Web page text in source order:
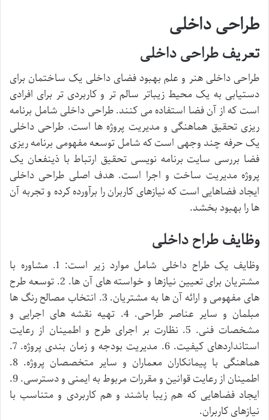
طراحی داخلی
تعریف طراحی داخلی
طراحی داخلی هنر و علم بهبود فضای داخلی یک ساختمان برای
دستیابی به یک محیط زیباتر سالم تر و کاربردی تر برای افرادی
است که از آن فضا استفاده می کنند. طراحی داخلی شامل برنامه
ریزی تحقیق هماهنگی و مدیریت پروژه ها است. طراحی داخلی
یک حرفه چند وجهی است که شامل توسعه مفهومی برنامه ریزی
فضا بررسی سایت برنامه نویسی تحقیق ارتباط با ذینفعان یک
پروژه مدیریت ساخت و اجرا است. هدف اصلی طراحی داخلی
ایجاد فضاهایی است که نیازهای کاربران را برآورده کرده و تجربه آن
ها را بهبود بخشد.
وظایف طراح داخلی
وظایف یک طراح داخلی شامل موارد زیر است: 1. مشاوره با
مشتریان برای تعیین نیازها و خواسته های آن ها. 2. توسعه طرح
های مفهومی و ارائه آن ها به مشتریان. 3. انتخاب مصالح رنگ ها
مبلمان و سایر عناصر طراحی. 4. تهیه نقشه های اجرایی و
مشخصات فنی. 5. نظارت بر اجرای طرح و اطمینان از رعایت
استانداردهای کیفیت. 6. مدیریت بودجه و زمان بندی پروژه. 7.
هماهنگی با پیمانکاران معماران و سایر متخصصان پروژه. 8.
اطمینان از رعایت قوانین و مقررات مربوط به ایمنی و دسترسی. 9.
ایجاد فضاهایی که هم زیبا باشند و هم کاربردی و متناسب با
نیازهای کاربران.